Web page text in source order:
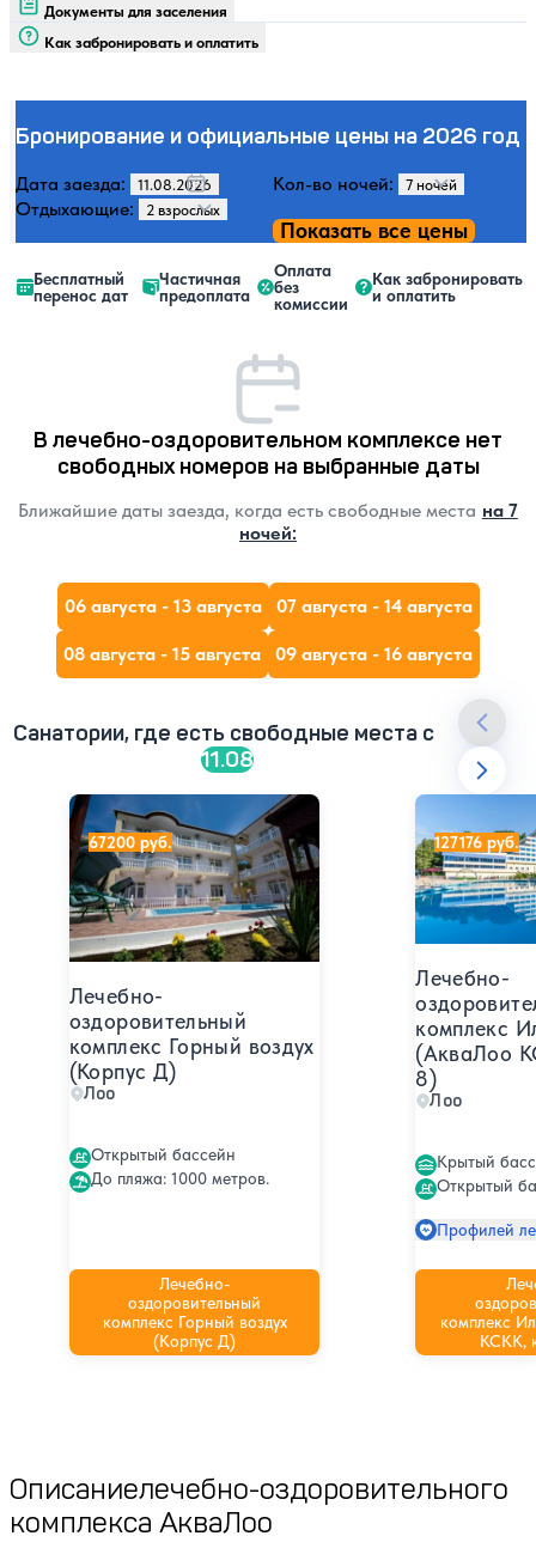
Документы для заселения
Как забронировать и оплатить
Бронирование и официальные цены на 2026 год
Дата заезда:
Кол-во ночей:
Отдыхающие:
Показать все цены
Бесплатный
перенос дат
Частичная
предоплата
Оплата
без
комиссии
Как забронировать
и оплатить
В лечебно-оздоровительном комплексе нет
свободных номеров на выбранные даты
Ближайшие даты заезда, когда есть свободные места на 7
ночей:
06 августа - 13 августа 07 августа - 14 августа
08 августа - 15 августа 09 августа - 16 августа
Санатории, где есть свободные места c
11.08
Лечебно-
оздоровительный
комплекс Горный воздух
(Корпус Д)
Лоо
Открытый бассейн
До пляжа: 1000 метров.
Лечебно-
оздоровительный
комплекс Горный воздух
(Корпус Д)
Лечебно-оздоровительный комплекс Горный воздух
67200 руб.
Лечебно-
комплекс
(АкваЛоо
8)
Лоо
Крытый
Открытый
Профилей
комплекс
КСКК,
Лечебно-
127176 руб.
Описаниелечебно-оздоровительного
комплекса АкваЛоо